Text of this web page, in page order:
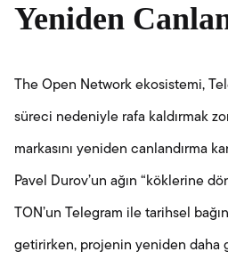
Yeniden
The Open Network ekosistemi,
süreci nedeniyle rafa kaldırmak
markasını yeniden canlandırma
Pavel Durov’un ağın “köklerine
TON’un Telegram ile tarihsel
getirirken, projenin yeniden daha